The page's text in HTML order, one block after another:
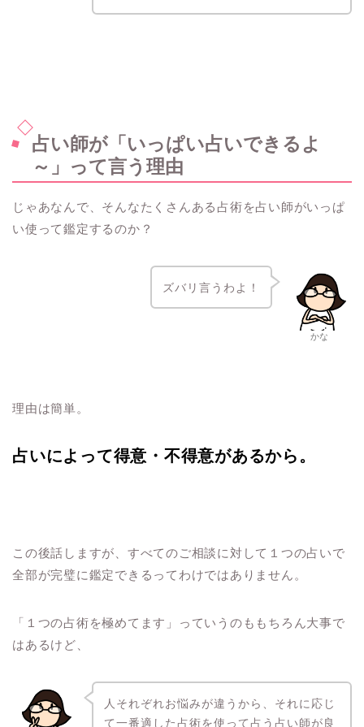
占い師が「いっぱい占いできるよ
～」って言う理由
じゃあなんで、そんなたくさんある占術を占い師がいっぱ
い使って鑑定するのか？
かな
ズバリ言うわよ！
理由は簡単。
占いによって得意・不得意があるから。
この後話しますが、すべてのご相談に対して１つの占いで
全部が完璧に鑑定できるってわけではありません。
「１つの占術を極めてます」っていうのももちろん大事で
はあるけど、
人それぞれお悩みが違うから、それに応じ
て一番適した占術を使って占う占い師が良